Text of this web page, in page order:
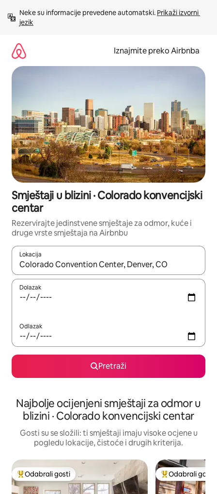
sadržaj
Neke su informacije prevedene automatski. Prikaži izvorni
jezik
Iznajmite preko Airbnba
Smještaji u blizini · Colorado konvencijski
centar
Rezervirajte jedinstvene smještaje za odmor, kuće i
druge vrste smještaja na Airbnbu
Lokacija
Kada budu dostupni rezultati, moći ćete ih pregledati
Dolazak
Odlazak
Pretraži
Najbolje ocijenjeni smještaji za odmor u
blizini · Colorado konvencijski centar
Gosti su se složili: ti smještaji imaju visoke ocjene u
pogledu lokacije, čistoće i drugih kriterija.
Među najviše rangiranima s oznakom „Odabrali gosti”
Odabrali gosti Među najviše
Odabrali gosti